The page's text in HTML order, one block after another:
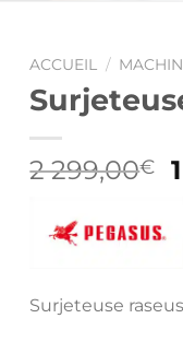
ACCUEIL /
2 299,00€
Surjeteuse